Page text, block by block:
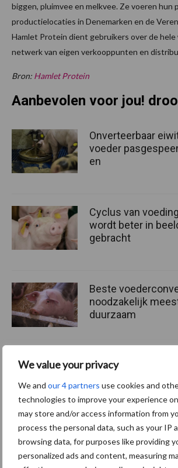
We value your privacy
We and our 4 partners use cookies and
technologies to improve your experience
may store and/or access information from
process the personal data, such as your IP
browsing data, for purposes like providing
personalized ads and content, measuring
biggen, pluimvee en melkvee. Ze voeren
productielocaties in Denemarken en de
Hamlet Protein dient gebruikers over de hele
netwerk van eigen verkooppunten en
Bron: Hamlet Protein
Aanbevolen voor jou!
Onverteerbaar
voeder
en
Cyclus van
wordt beter in
gebracht
Beste
noodzakelijk
duurzaam
Themapagina
Diergezondheid Fokkerij